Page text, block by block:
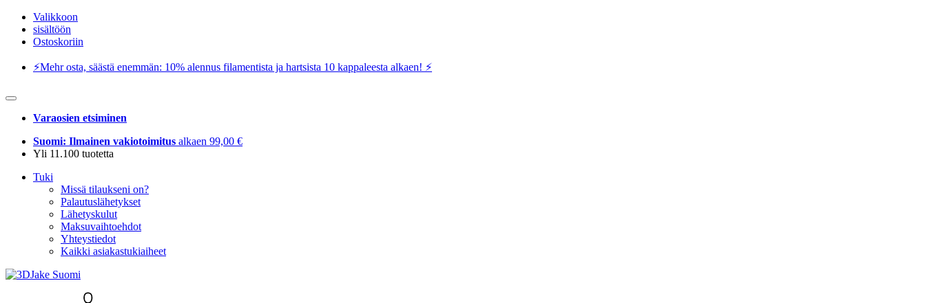
Valikkoon
sisältöön
Ostoskoriin
⚡️Mehr osta, säästä enemmän: 10% alennus filamentista ja hartsista 10 kappaleesta alkaen! ⚡️
Varaosien etsiminen
Suomi: Ilmainen vakiotoimitus alkaen 99,00 €
Yli 11.100 tuotetta
Tuki
Missä tilaukseni on?
Palautuslähetykset
Lähetyskulut
Maksuvaihtoehdot
Yhteystiedot
Kaikki asiakastukiaiheet